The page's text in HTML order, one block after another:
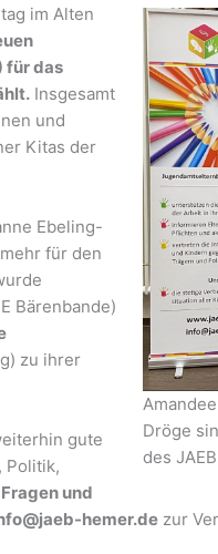
Dröge
des
im Alten
für das
Insgesamt
und
Kitas der
Ebeling-
für den
Bärenbande)
zu ihrer
gute
Politik,
Fragen und
hemer.de zur